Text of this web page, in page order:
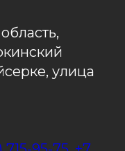
улица